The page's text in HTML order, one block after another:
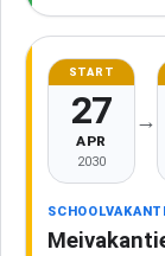
START
27
APR
2030
→